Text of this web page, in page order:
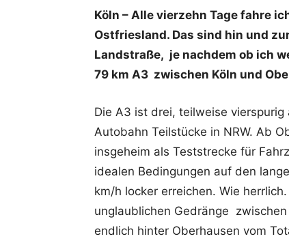
Köln – Alle vierzehn Tage fahre
Ostfriesland. Das sind hin und
Landstraße, je nachdem ob ich
79 km A3 zwischen Köln und
Die A3 ist drei, teilweise
Autobahn Teilstücke in NRW. Ab
insgeheim als Teststrecke für
idealen Bedingungen auf den
km/h locker erreichen. Wie
unglaublichen Gedränge
endlich hinter Oberhausen vom